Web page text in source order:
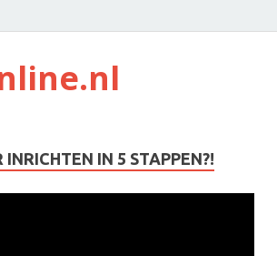
IN 5 STAPPEN?!